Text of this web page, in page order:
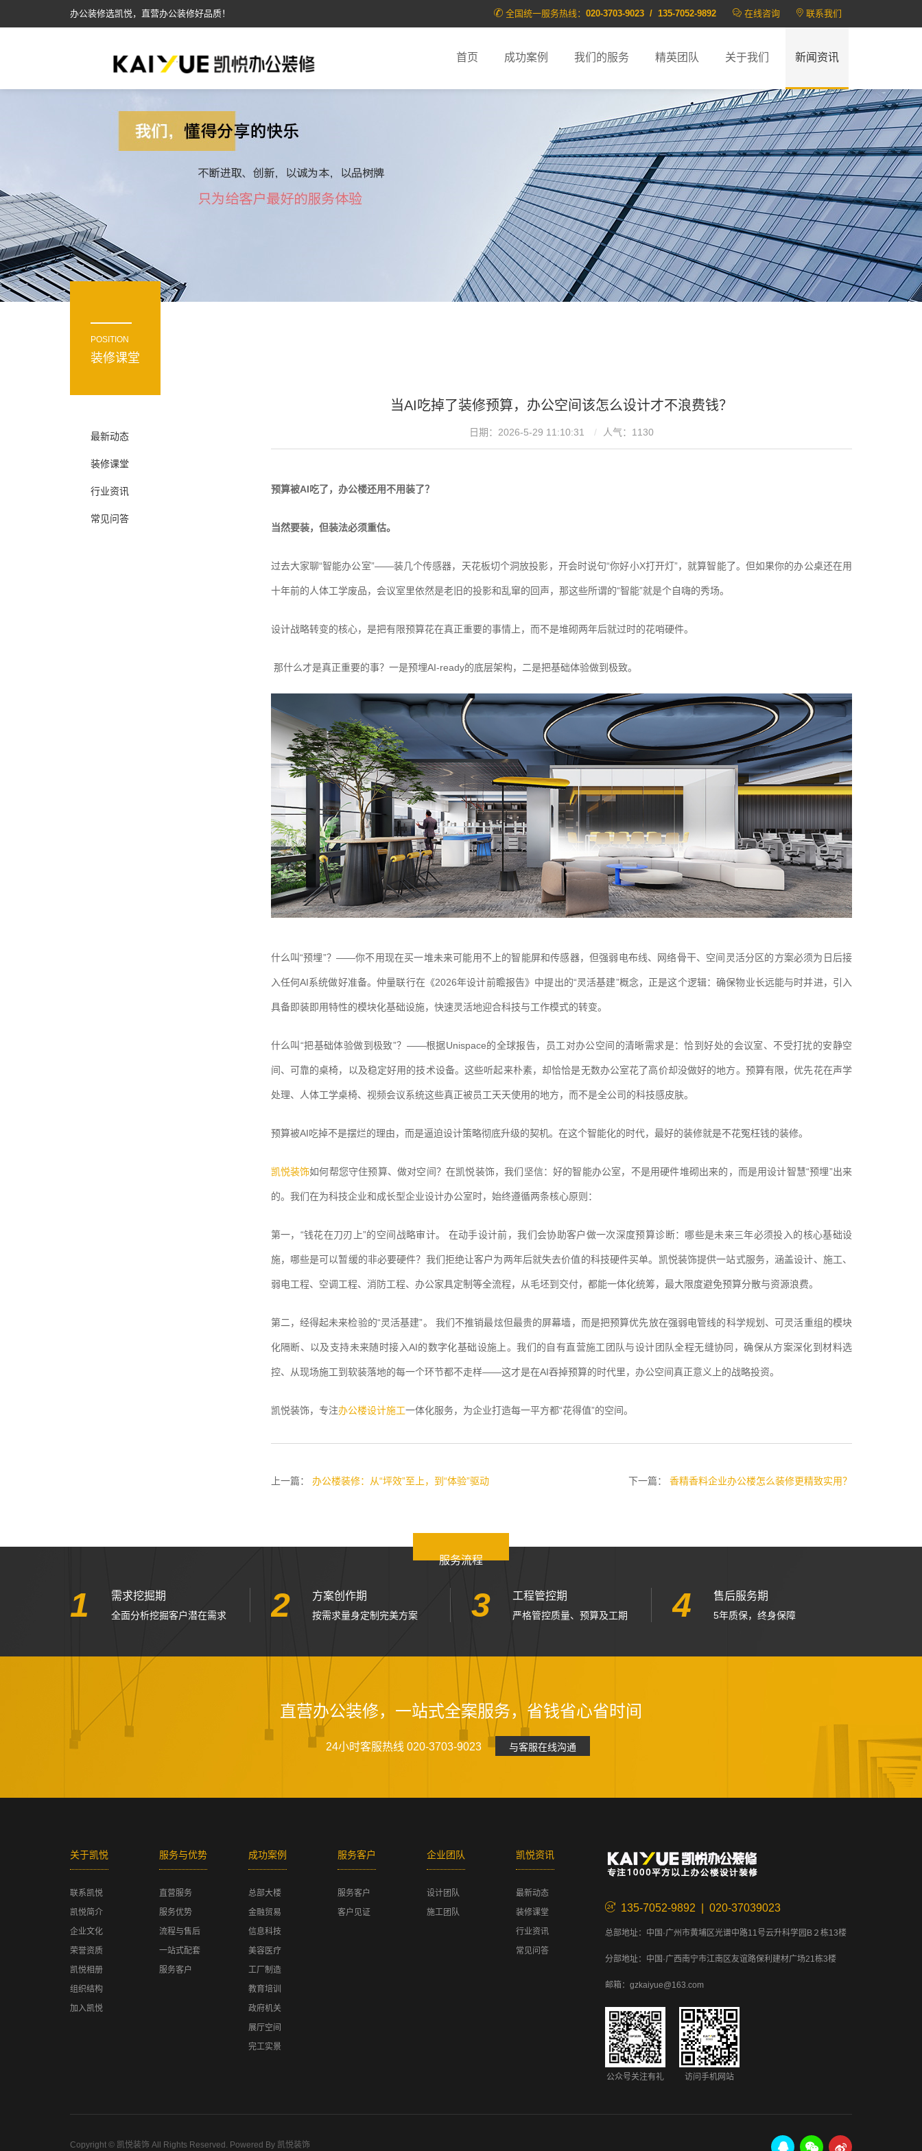
办公装修选凯悦，直营办公装修好品质！ 全国统一服务热线： 020-3703-9023 / 135-7052-9892 在线咨询 联系我们
首页 成功案例 我们的服务 精英团队 关于我们 新闻资讯
POSITION
装修课堂
最新动态
装修课堂
行业资讯
常见问答
当AI吃掉了装修预算，办公空间该怎么设计才不浪费钱？
日期：2026-5-29 11:10:31 人气： 1130
预算被AI吃了，办公楼还用不用装了？
当然要装，但装法必须重估。
过去大家聊“智能办公室”——装几个传感器，天花板切个洞放投影，开会时说句“你好小X打开灯”，就算智能了。但如果你的办公桌还在用
十年前的人体工学废品，会议室里依然是老旧的投影和乱窜的回声，那这些所谓的“智能”就是个自嗨的秀场。
设计战略转变的核心，是把有限预算花在真正重要的事情上，而不是堆砌两年后就过时的花哨硬件。
那什么才是真正重要的事？一是预埋AI-ready的底层架构，二是把基础体验做到极致。
什么叫“预埋”？——你不用现在买一堆未来可能用不上的智能屏和传感器，但强弱电布线、网络骨干、空间灵活分区的方案必须为日后接
入任何AI系统做好准备。仲量联行在《2026年设计前瞻报告》中提出的“灵活基建”概念，正是这个逻辑：确保物业长远能与时并进，引入
具备即装即用特性的模块化基础设施，快速灵活地迎合科技与工作模式的转变。
什么叫“把基础体验做到极致”？——根据Unispace的全球报告，员工对办公空间的清晰需求是：恰到好处的会议室、不受打扰的安静空
间、可靠的桌椅，以及稳定好用的技术设备。这些听起来朴素，却恰恰是无数办公室花了高价却没做好的地方。预算有限，优先花在声学
处理、人体工学桌椅、视频会议系统这些真正被员工天天使用的地方，而不是全公司的科技感皮肤。
预算被AI吃掉不是摆烂的理由，而是逼迫设计策略彻底升级的契机。在这个智能化的时代，最好的装修就是不花冤枉钱的装修。
凯悦装饰如何帮您守住预算、做对空间？ 在凯悦装饰，我们坚信：好的智能办公室，不是用硬件堆砌出来的，而是用设计智慧“预埋”出来
的。 我们在为科技企业和成长型企业设计办公室时，始终遵循两条核心原则：
第一，“钱花在刀刃上”的空间战略审计。 在动手设计前，我们会协助客户做一次深度预算诊断：哪些是未来三年必须投入的核心基础设
施，哪些是可以暂缓的非必要硬件？我们拒绝让客户为两年后就失去价值的科技硬件买单。凯悦装饰提供一站式服务，涵盖设计、施工、
弱电工程、空调工程、消防工程、办公家具定制等全流程，从毛坯到交付，都能一体化统筹，最大限度避免预算分散与资源浪费。
第二，经得起未来检验的“灵活基建”。 我们不推销最炫但最贵的屏幕墙，而是把预算优先放在强弱电管线的科学规划、可灵活重组的模块
化隔断、以及支持未来随时接入AI的数字化基础设施上。我们的自有直营施工团队与设计团队全程无缝协同，确保从方案深化到材料选
控、从现场施工到软装落地的每一个环节都不走样——这才是在AI吞掉预算的时代里，办公空间真正意义上的战略投资。
凯悦装饰，专注办公楼设计施工一体化服务，为企业打造每一平方都“花得值”的空间。
上一篇： 办公楼装修：从“坪效”至上，到“体验”驱动 下一篇： 香精香料企业办公楼怎么装修更精致实用？
服务流程
1 需求挖掘期
全面分析挖掘客户潜在需求 2 方案创作期
按需求量身定制完美方案 3 工程管控期
严格管控质量、预算及工期 4 售后服务期
5年质保，终身保障
直营办公装修，一站式全案服务，省钱省心省时间
24小时客服热线 020-3703-9023 与客服在线沟通
关于凯悦
联系凯悦
凯悦简介
企业文化
荣誉资质
凯悦相册
组织结构
加入凯悦
服务与优势
直营服务
服务优势
流程与售后
一站式配套
服务客户
成功案例
总部大楼
金融贸易
信息科技
美容医疗
工厂制造
教育培训
政府机关
展厅空间
完工实景
服务客户
服务客户
客户见证
企业团队
设计团队
施工团队
凯悦资讯
最新动态
装修课堂
行业资讯
常见问答
135-7052-9892 | 020-37039023
总部地址：中国·广州市黄埔区光谱中路11号云升科学园B２栋13楼
分部地址：中国·广西南宁市江南区友谊路保利建材广场21栋3楼
邮箱：gzkaiyue@163.com
公众号关注有礼 访问手机网站
Copyright © 凯悦装饰 All Rights Reserved. Powered By 凯悦装饰